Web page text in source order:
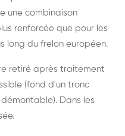
une combinaison
renforcée que pour les
long du frelon européen.
retiré après traitement
(fond d'un tronc
Dans les